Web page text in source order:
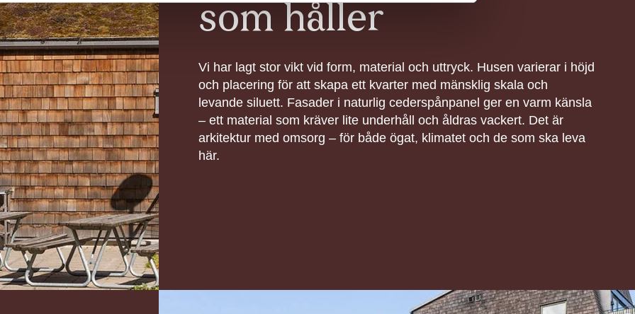
som håller
Vi har lagt stor vikt vid form, material och uttryck. Husen varierar i höjd
och placering för att skapa ett kvarter med mänsklig skala och
levande siluett. Fasader i naturlig cederspånpanel ger en varm känsla
– ett material som kräver lite underhåll och åldras vackert. Det är
arkitektur med omsorg – för både ögat, klimatet och de som ska leva
här.